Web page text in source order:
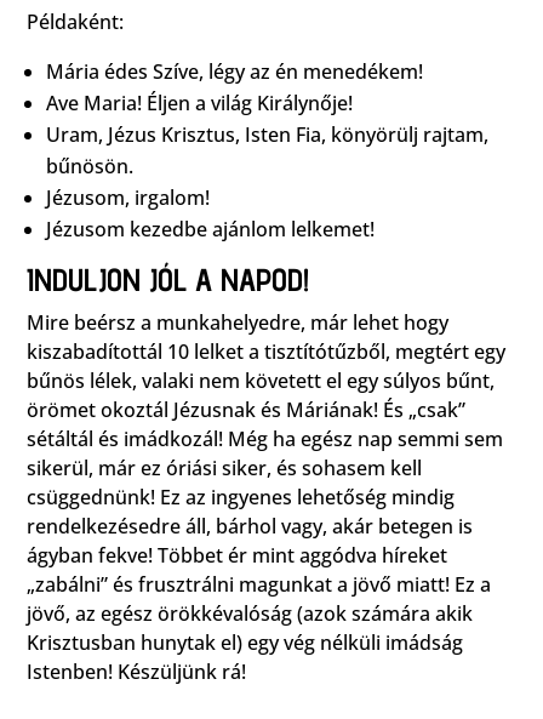
Példaként:
Mária édes Szíve, légy az én menedékem!
Ave Maria! Éljen a világ Királynője!
Uram, Jézus Krisztus, Isten Fia, könyörülj rajtam,
bűnösön.
Jézusom, irgalom!
Jézusom kezedbe ajánlom lelkemet!
INDULJON JÓL A NAPOD!
Mire beérsz a munkahelyedre, már lehet hogy
kiszabadítottál 10 lelket a tisztítótűzből, megtért egy
bűnös lélek, valaki nem követett el egy súlyos bűnt,
örömet okoztál Jézusnak és Máriának! És „csak”
sétáltál és imádkozál! Még ha egész nap semmi sem
sikerül, már ez óriási siker, és sohasem kell
csüggednünk! Ez az ingyenes lehetőség mindig
rendelkezésedre áll, bárhol vagy, akár betegen is
ágyban fekve! Többet ér mint aggódva híreket
„zabálni” és frusztrálni magunkat a jövő miatt! Ez a
jövő, az egész örökkévalóság (azok számára akik
Krisztusban hunytak el) egy vég nélküli imádság
Istenben! Készüljünk rá!